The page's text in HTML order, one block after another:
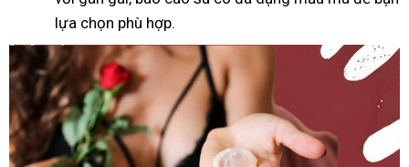
lựa chọn phù hợp.